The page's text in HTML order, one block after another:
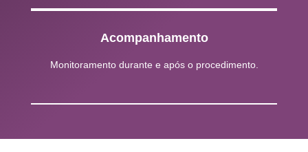
Acompanhamento
Monitoramento durante e após o procedimento.